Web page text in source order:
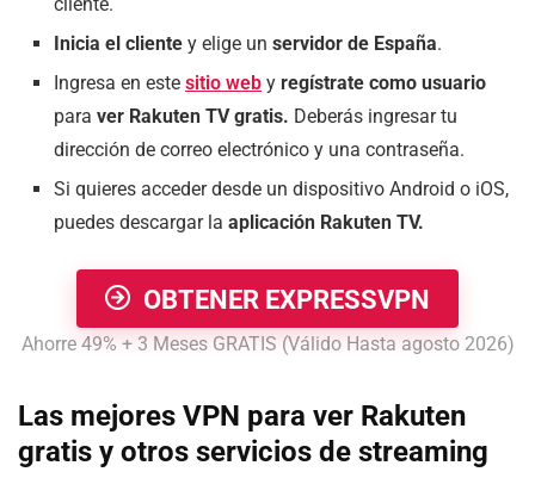
Inicia el cliente y elige un servidor de España.
Ingresa en este sitio web y regístrate como usuario
para ver Rakuten TV gratis. Deberás ingresar tu
dirección de correo electrónico y una contraseña.
Si quieres acceder desde un dispositivo Android o iOS,
puedes descargar la aplicación Rakuten TV.
OBTENER EXPRESSVPN
Ahorre 49% + 3 Meses GRATIS (Válido Hasta agosto 2026)
Las mejores VPN para ver Rakuten
gratis y otros servicios de streaming